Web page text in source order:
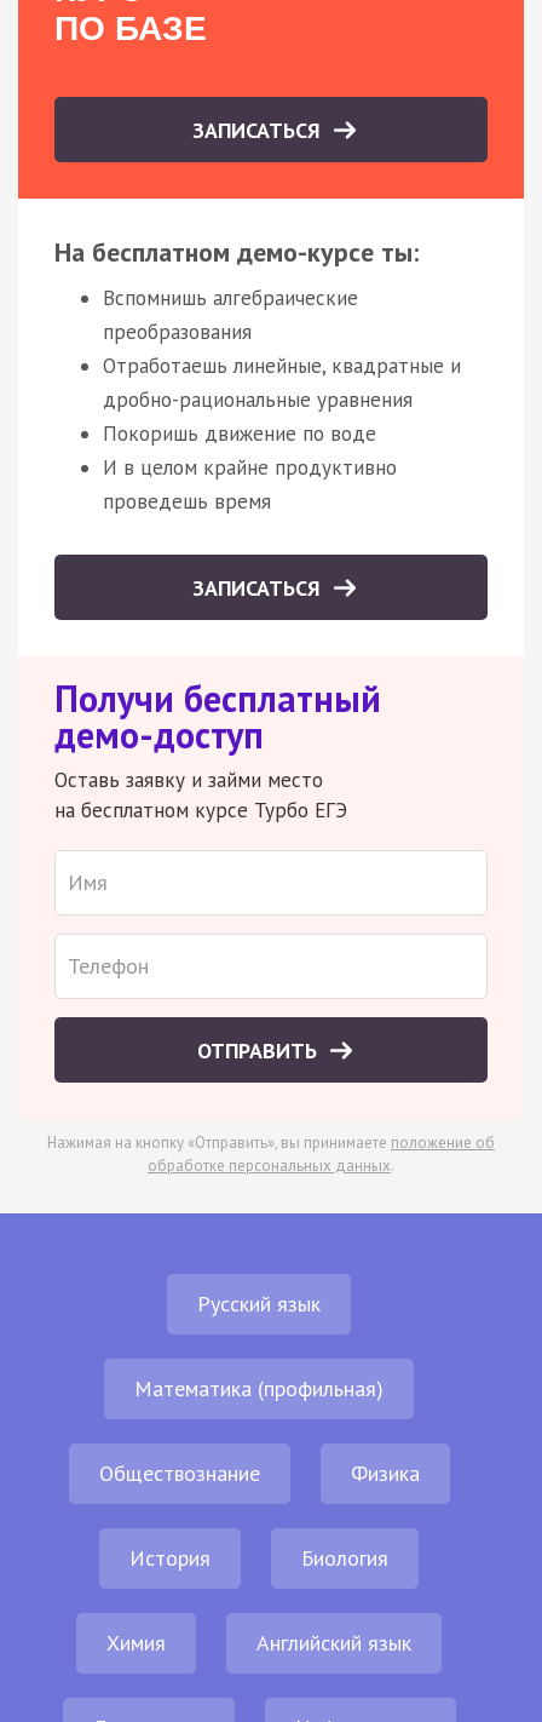
ПО БАЗЕ
ЗАПИСАТЬСЯ
На бесплатном демо-курсе ты:
Вспомнишь алгебраические
преобразования
Отработаешь линейные, квадратные и
дробно-рациональные уравнения
Покоришь движение по воде
И в целом крайне продуктивно
проведешь время
ЗАПИСАТЬСЯ
Получи бесплатный
демо-доступ
Оставь заявку и займи место
на бесплатном курсе Турбо ЕГЭ
ОТПРАВИТЬ
Нажимая на кнопку «Отправить», вы принимаете положение об
обработке персональных данных.
Русский язык
Математика (профильная)
Обществознание Физика
История Биология
Химия Английский язык